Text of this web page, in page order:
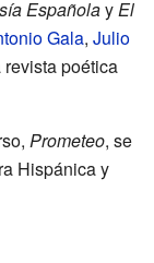
EspañolayEl
Gala, Julio
poética
Prometeo, se
Hispánica y